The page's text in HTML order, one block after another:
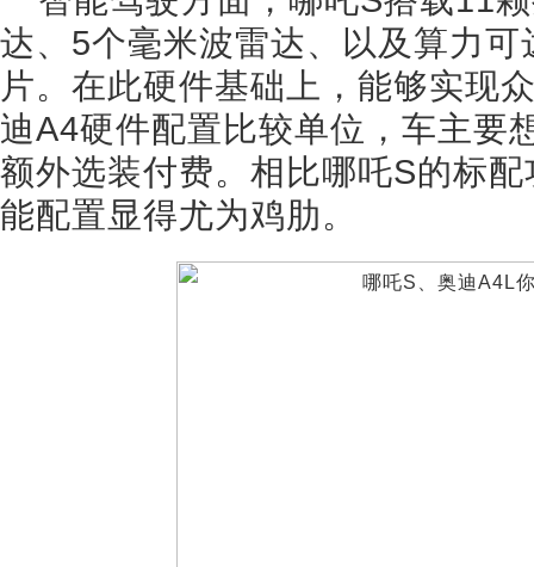
达、5个毫米波雷达、以及算力
片。在此硬件基础上，能够实现
迪A4硬件配置比较单位，车主要
额外选装付费。相比哪吒S的标
能配置显得尤为鸡肋。